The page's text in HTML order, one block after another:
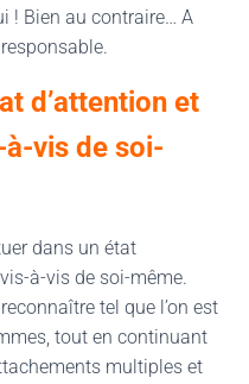
! Bien au contraire… A
d’attention et
vis de soi-
dans un état
à-vis de soi-même.
tel que l’on est
tout en continuant
multiples et